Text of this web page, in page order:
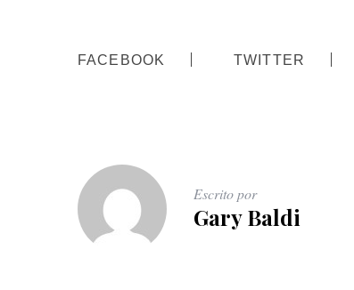
FACEBOOK TWITTER
Escrito por
Gary Baldi